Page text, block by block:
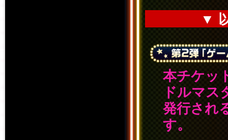
▼
本チケッ
ドルマス
発行され
す。